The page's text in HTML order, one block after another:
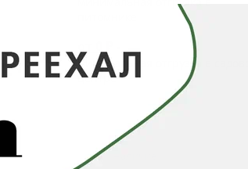
минимальная отгрузка в
центре